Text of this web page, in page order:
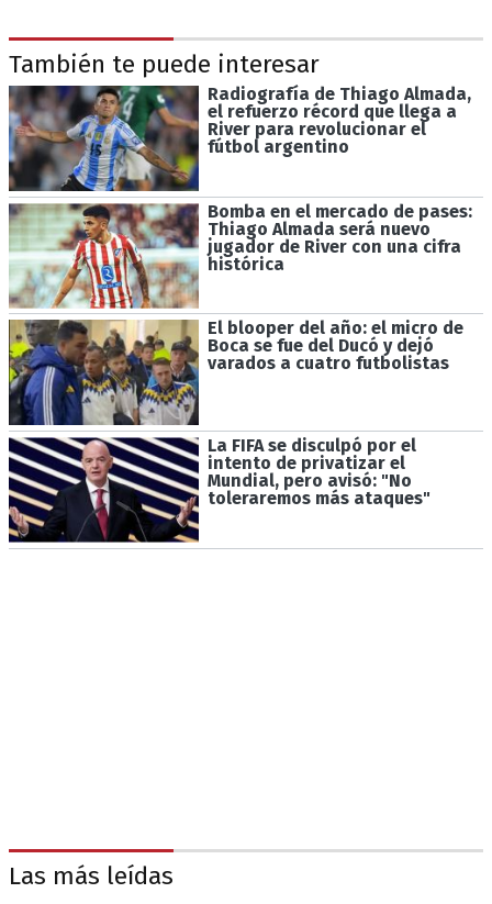
También te puede interesar
Radiografía de Thiago Almada,
el refuerzo récord que llega a
River para revolucionar el
fútbol argentino
Bomba en el mercado de pases:
Thiago Almada será nuevo
jugador de River con una cifra
histórica
El blooper del año: el micro de
Boca se fue del Ducó y dejó
varados a cuatro futbolistas
La FIFA se disculpó por el
intento de privatizar el
Mundial, pero avisó: "No
toleraremos más ataques"
Las más leídas